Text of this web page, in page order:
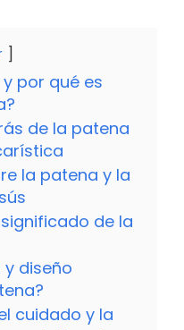
por qué es
de la patena
la patena y la
de la
y diseño
cuidado y la